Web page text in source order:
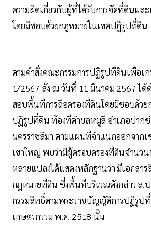
ความผิดเกี่ยวกับผู้ที่ได้รับการจัดที่ดินแล
โดยมิชอบด้วยกฎหมายในเขตปฏิรูปที่ดิน
ตามคำสั่งคณะกรรมการปฏิรูปที่ดินเพื่อเ
1/2567 สั่ง ณ วันที่ 11 มีนาคม 2567 ได้
สอบพื้นที่การถือครองที่ดินโดยมิชอบด้วย
ปฏิรูปที่ดิน ท้องที่ตำบลหมูสี อำเภอปากช่
นครราชสีมา ตามแผนที่จำแนกออกจากเ
เขาใหญ่ พบว่ามีผู้ครอบครองที่ดินจำนวน
หลายแปลงได้แสดงหลักฐานว่า มีเอกสา
กฎหมายที่ดิน ซึ่งพื้นที่บริเวณดังกล่าว ส.
กรรมสิทธิ์ตามพระราชบัญญัติการปฏิรูป
เกษตรกรรม พ.ศ. 2518 นั้น